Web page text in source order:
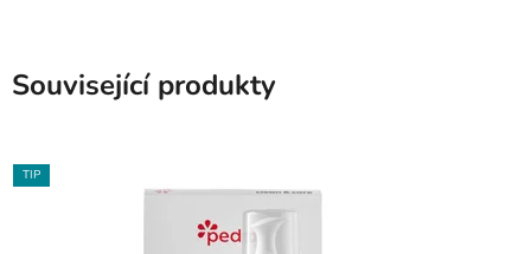
Související produkty
TIP